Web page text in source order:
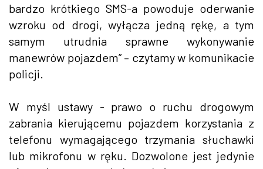
bardzo krótkiego SMS-a powoduje oderwanie
wzroku od drogi, wyłącza jedną rękę, a tym
samym utrudnia sprawne wykonywanie
manewrów pojazdem” – czytamy w komunikacie
policji.
W myśl ustawy - prawo o ruchu drogowym
zabrania kierującemu pojazdem korzystania z
telefonu wymagającego trzymania słuchawki
lub mikrofonu w ręku. Dozwolone jest jedynie